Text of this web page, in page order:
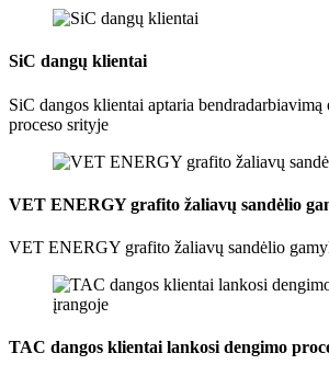
SiC dangų klientai
SiC dangos klientai aptaria
proceso srityje
VET ENERGY grafito žaliavų sandėlio
VET ENERGY grafito žaliavų sandėlio
TAC dangos klientai lankosi dengimo